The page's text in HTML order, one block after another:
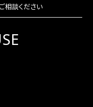
相談ください